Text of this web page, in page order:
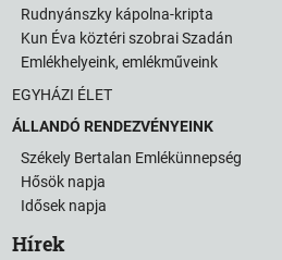
Rudnyánszky kápolna-kripta
Kun Éva köztéri szobrai Szadán
Emlékhelyeink, emlékműveink
EGYHÁZI ÉLET
ÁLLANDÓ RENDEZVÉNYEINK
Székely Bertalan Emlékünnepség
Hősök napja
Idősek napja
Hírek